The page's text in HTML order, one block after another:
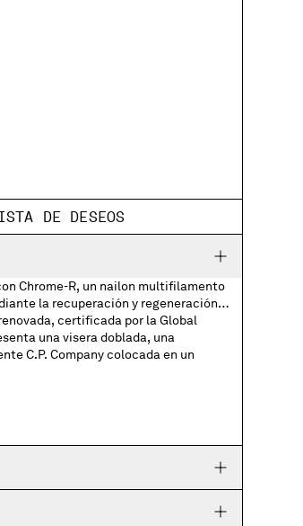
DE DESEOS
Chrome-R, un nailon multifilamento
la recuperación y regeneración
certificada por la Global
una visera doblada, una
C.P. Company colocada en un
broche